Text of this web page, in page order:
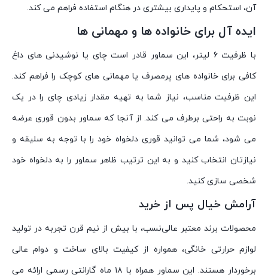
آن، استحکام و پایداری بیشتری در هنگام استفاده فراهم می کند.
ایده آل برای خانواده ها و مهمانی ها
با ظرفیت ۶ لیتر، این سماور قادر است چای یا نوشیدنی های داغ
کافی برای خانواده های پرمصرف یا مهمانی های کوچک را فراهم کند.
این ظرفیت مناسب، نیاز شما به تهیه مقدار زیادی چای را در یک
نوبت به راحتی برطرف می کند. از آنجا که سماور بدون قوری عرضه
می شود، شما می توانید قوری دلخواه خود را با توجه به سلیقه و
نیازتان انتخاب کنید و به این ترتیب ظاهر سماور را به دلخواه خود
شخصی سازی کنید.
آرامش خیال پس از خرید
محصولات برند معتبر عالی‌نسب، با بیش از نیم قرن تجربه در تولید
لوازم حرارتی خانگی، همواره از کیفیت بالای ساخت و دوام عالی
برخوردار هستند. این سماور همراه با ۱۸ ماه گارانتی رسمی ارائه می